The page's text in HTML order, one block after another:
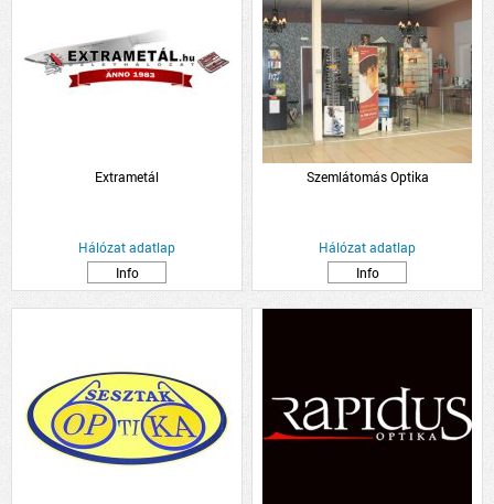
Extrametál
Hálózat adatlap
Info
Szemlátomás Optika
Hálózat adatlap
Info